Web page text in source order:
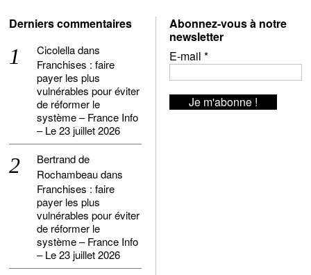
Derniers commentaires
Cicolelladans
Franchises : faire
payer les plus
vulnérables pour éviter
de réformer le
système – France Info
– Le 23 juillet 2026
Bertrand de
Rochambeaudans
Franchises : faire
payer les plus
vulnérables pour éviter
de réformer le
système – France Info
– Le 23 juillet 2026
Abonnez-vous à notre
newsletter
E-mail *